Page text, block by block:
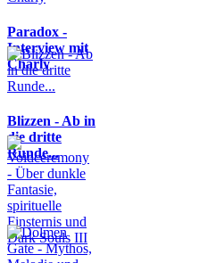
Paradox -
Interview mit
Charly
Blizzen - Ab in
die dritte
Runde...